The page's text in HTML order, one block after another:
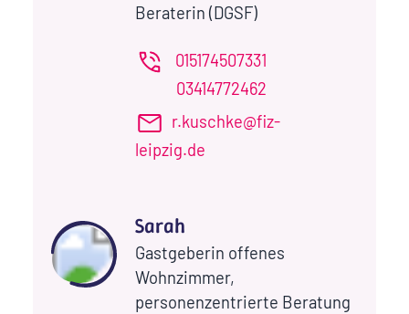
Beraterin (DGSF)
015174507331
03414772462
r.kuschke@fiz-
leipzig.de
Sarah
Gastgeberin offenes
Wohnzimmer,
personenzentrierte Beratung